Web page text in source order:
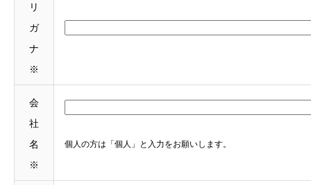
リ
ガ
ナ
※
会
社
名
※
個人の方は「個人」と入力をお願いします。